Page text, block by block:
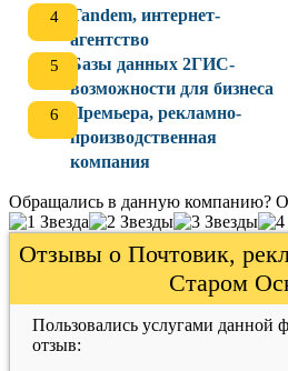
Tandem, интернет-
агентство
Базы данных 2ГИС-
возможности для бизнеса
Премьера, рекламно-
производственная
компания
Обращались в данную компанию?
Отзывы о Почтовик,
Старом
Пользовались услугами данной
отзыв: